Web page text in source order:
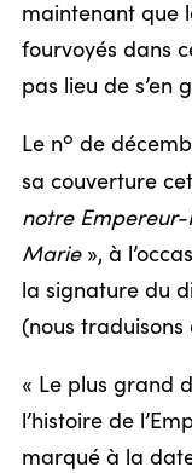
maintenant que
fourvoyés dans
pas lieu de s’en
Le no de
sa couverture
notre Empereur-
Marie», à
la signature du
(nous
« Le plus grand
l’histoire de
marqué à la date